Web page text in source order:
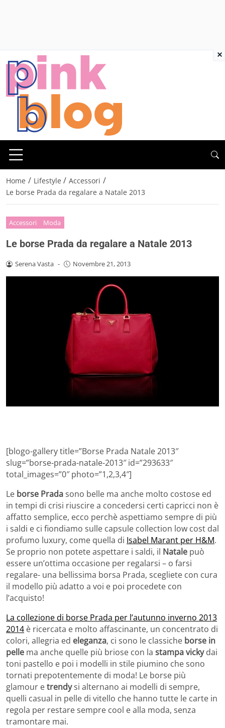
Home / Lifestyle / Accessori /
Le borse Prada da regalare a Natale 2013
Accessori Moda
Le borse Prada da regalare a Natale 2013
Serena Vasta - Novembre 21, 2013
[blogo-gallery title=”Borse Prada Natale 2013″
slug=”borse-prada-natale-2013″ id=”293633″
total_images=”0″ photo=”1,2,3,4″]
Le borse Pradasono belle ma anche molto costose ed
in tempi di crisi riuscire a concedersi certi capricci non è
affatto semplice, ecco perchè aspettiamo sempre di più
i saldi e ci fiondiamo sulle capsule collection low cost dal
profumo luxury, come quella di Isabel Marant per H&M.
Se proprio non potete aspettare i saldi, il Natale può
essere un’ottima occasione per regalarsi – o farsi
regalare- una bellissima borsa Prada, scegliete con cura
il modello più adatto a voi e poi procedete con
l’acquisto!
La collezione di borse Prada per l’autunno inverno 2013
2014 è ricercata e molto affascinante, un concentrato di
colori, allegria ed eleganza, ci sono le classiche borse in
pelle ma anche quelle più briose con la stampa vickydai
toni pastello e poi i modelli in stile piumino che sono
tornati prepotentemente di moda! Le borse più
glamour etrendysi alternano ai modelli di sempre,
quelli casual in pelle di vitello che hanno tutte le carte in
regola per restare sempre cool e alla moda, senza
tramontare mai.
×